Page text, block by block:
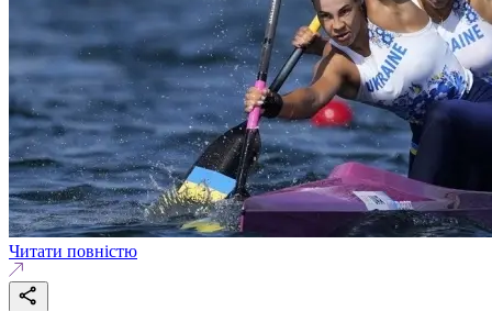
Читати повністю